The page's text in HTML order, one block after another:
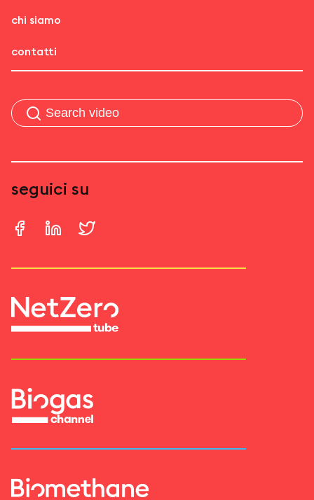
chi siamo
contatti
seguici su